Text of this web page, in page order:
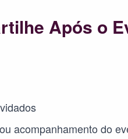
Após o
acompanhamento do